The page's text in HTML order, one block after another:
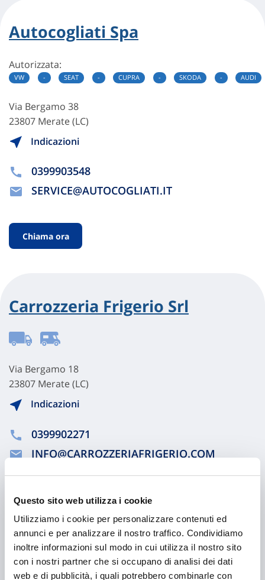
Questo sito web utilizza i cookie
Utilizziamo i cookie per personalizzare contenuti ed
annunci e per analizzare il nostro traffico. Condividiamo
inoltre informazioni sul modo in cui utilizza il nostro sito
con i nostri partner che si occupano di analisi dei dati
web e di pubblicità, i quali potrebbero combinarle con
Autocogliati Spa
Autorizzata:
VW - SEAT - CUPRA - SKODA - AUDI
Via Bergamo 38
23807 Merate (LC)
Indicazioni
0399903548
SERVICE@AUTOCOGLIATI.IT
Chiama ora
Carrozzeria Frigerio Srl
Via Bergamo 18
23807 Merate (LC)
Indicazioni
0399902271
INFO@CARROZZERIAFRIGERIO.COM
0395981879
Chiama ora